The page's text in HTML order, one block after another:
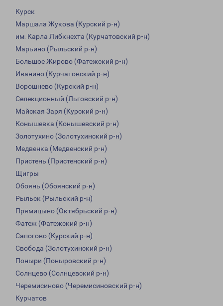
Курск
Маршала Жукова (Курский р-н)
им. Карла Либкнехта (Курчатовский р-н)
Марьино (Рыльский р-н)
Большое Жирово (Фатежский р-н)
Иванино (Курчатовский р-н)
Ворошнево (Курский р-н)
Селекционный (Льговский р-н)
Майская Заря (Курский р-н)
Конышевка (Конышевский р-н)
Золотухино (Золотухинский р-н)
Медвенка (Медвенский р-н)
Пристень (Пристенский р-н)
Щигры
Обоянь (Обоянский р-н)
Рыльск (Рыльский р-н)
Прямицыно (Октябрьский р-н)
Фатеж (Фатежский р-н)
Сапогово (Курский р-н)
Свобода (Золотухинский р-н)
Поныри (Поныровский р-н)
Солнцево (Солнцевский р-н)
Черемисиново (Черемисиновский р-н)
Курчатов